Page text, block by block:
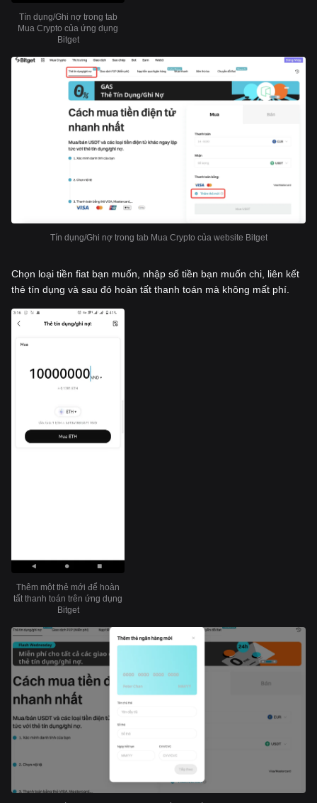
Tín dụng/Ghi nợ trong tab
Mua Crypto của ứng dụng
Bitget
Tín dụng/Ghi nợ trong tab Mua Crypto của website Bitget
Chọn loại tiền fiat bạn muốn, nhập số tiền bạn muốn chi, liên kết
thẻ tín dụng và sau đó hoàn tất thanh toán mà không mất phí.
Thêm một thẻ mới để hoàn
tất thanh toán trên ứng dụng
Bitget